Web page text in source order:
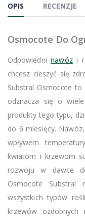
OPIS RECENZJE
Osmocote Do
Odpowiedninawózi
chcesz cieszyć się
Substral Osmocote
odznacza się o
produkty tego typu,
do 6 miesięcy.
wpływem
kwiatom i krzewom
rozwoju w dawce
Osmocote Substral
wszystkich typów
krzewów